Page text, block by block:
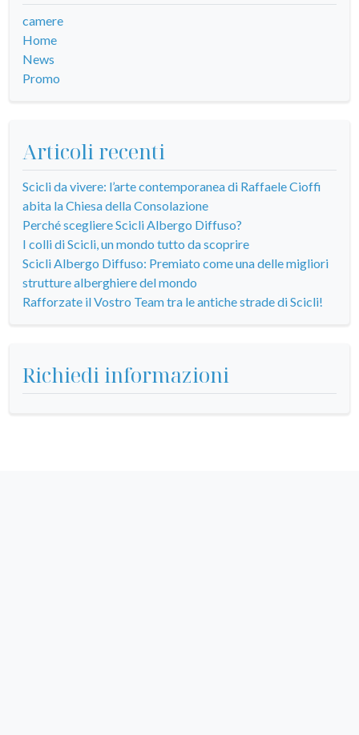
camere
Home
News
Promo
Articoli recenti
Scicli da vivere: l’arte contemporanea di Raffaele Cioffi
abita la Chiesa della Consolazione
Perché scegliere Scicli Albergo Diffuso?
I colli di Scicli, un mondo tutto da scoprire
Scicli Albergo Diffuso: Premiato come una delle migliori
strutture alberghiere del mondo
Rafforzate il Vostro Team tra le antiche strade di Scicli!
Richiedi informazioni